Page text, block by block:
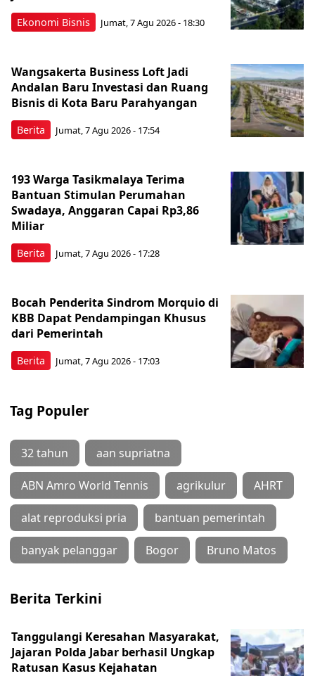
Ekonomi Bisnis Jumat, 7 Agu 2026 - 18:30
Berita
Wangsakerta Business Loft Jadi
Andalan Baru Investasi dan Ruang
Bisnis di Kota Baru Parahyangan
Jumat, 7 Agu 2026 - 17:54
Berita
193 Warga Tasikmalaya Terima
Bantuan Stimulan Perumahan
Swadaya, Anggaran Capai Rp3,86
Miliar
Jumat, 7 Agu 2026 - 17:28
Berita
Bocah Penderita Sindrom Morquio di
KBB Dapat Pendampingan Khusus
dari Pemerintah
Jumat, 7 Agu 2026 - 17:03
Tag Populer
32 tahun aan supriatna
ABN Amro World Tennis agrikulur AHRT
alat reproduksi pria bantuan pemerintah
banyak pelanggar Bogor Bruno Matos
Berita Terkini
Tanggulangi Keresahan Masyarakat,
Jajaran Polda Jabar berhasil Ungkap
Ratusan Kasus Kejahatan